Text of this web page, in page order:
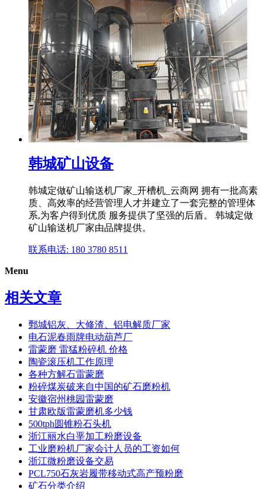
韩城矿山设备
韩城定做矿山输送机厂家_开槽机_云商网 拥有一批高素
质、高效率的经营管理人才并建立了一套完整的管理体
系,为客户得到优质 服务提供了坚强的后盾。 韩城定做
矿山输送机厂家由品牌提供。
联系电话: 180 3780 8511
Menu
相关文章
鄄城铝灰、大修渣、铝电解质厂家
电石泥春雨牌电动葫芦厂
雷蒙磨 雷猛粉碎机 价格
陶瓷滚压机工作原理
各种方解石雷蒙磨
粉碎煤炭破来自中国的矿石磨粉机
安徽宿州桃园雷蒙磨
甘肃欧版雷蒙磨机多少钱
500tph圆锥粉石头机
浙江丽水白垩加工粉磨设备
工业磨粉机厂家会计人员的工资如何
浙江微粉磨设备交易
PCL750石灰岩履带移动式高产预粉磨
矿石分类介绍